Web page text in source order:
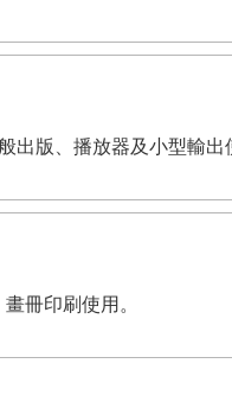
版、播放器及小型輸出
冊印刷使用。